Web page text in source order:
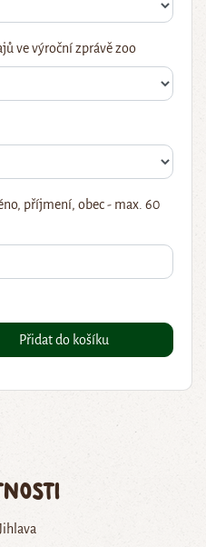
ve výroční zprávě zoo
příjmení, obec - max. 60
Přidat do košíku